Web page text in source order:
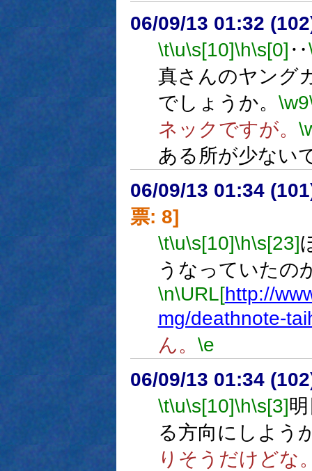
06/09/13 01:32
\t\u\s[10]\h\s[0] ‥
真さんのヤング
でしょうか。 \w9
ネックですが。
ある所が少ない
06/09/13 01:34
票: 8]
\t\u\s[10]\h\s[23]
うなっていたの
\n\URL[http://
mg/deathnote-
ん。 \e
06/09/13 01:34
\t\u\s[10]\h\s[3]
る方向にしよう
りそうだけどな